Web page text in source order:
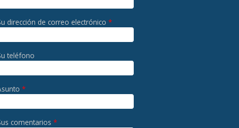
dirección de correo electrónico *
teléfono
*
comentarios *